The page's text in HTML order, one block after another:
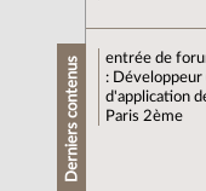
Derniers contenus entrée de
:
d'application
Paris 2ème